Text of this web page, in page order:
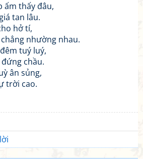
ấm thấy đâu,
tan lâu.
hở tí,
nhường nhau.
tuý luý,
chầu.
ân sủng,
trời cao.